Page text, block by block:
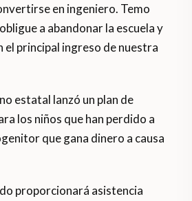
en ingeniero. Temo
a abandonar la escuela y
el principal ingreso de nuestra
estatal lanzó un plan de
los niños que han perdido a
que gana dinero a causa
proporcionará asistencia